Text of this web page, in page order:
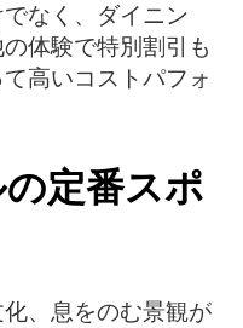
なく、ダイニン
体験で特別割引も
高いコストパフォ
定番スポ
、息をのむ景観が